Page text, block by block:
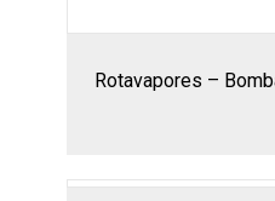
Rotavapores –